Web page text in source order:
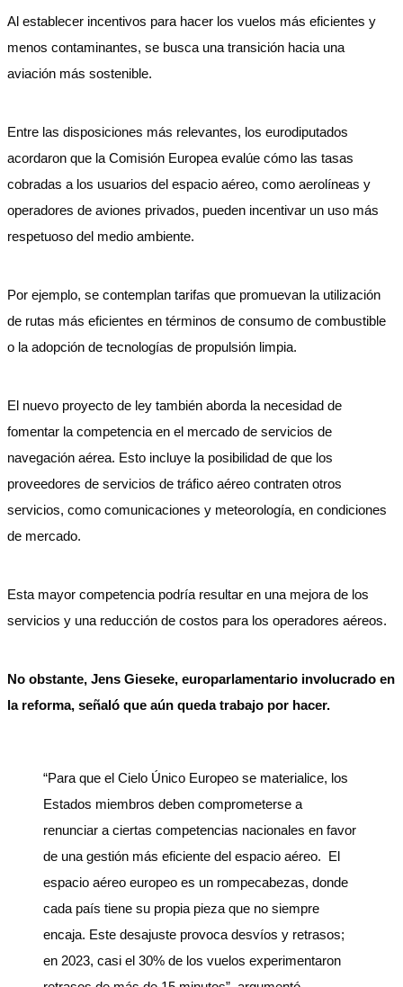
Al establecer incentivos para hacer los vuelos más eficientes y
menos contaminantes, se busca una transición hacia una
aviación más sostenible.
Entre las disposiciones más relevantes, los eurodiputados
acordaron que la Comisión Europea evalúe cómo las tasas
cobradas a los usuarios del espacio aéreo, como aerolíneas y
operadores de aviones privados, pueden incentivar un uso más
respetuoso del medio ambiente.
Por ejemplo, se contemplan tarifas que promuevan la utilización
de rutas más eficientes en términos de consumo de combustible
o la adopción de tecnologías de propulsión limpia.
El nuevo proyecto de ley también aborda la necesidad de
fomentar la competencia en el mercado de servicios de
navegación aérea. Esto incluye la posibilidad de que los
proveedores de servicios de tráfico aéreo contraten otros
servicios, como comunicaciones y meteorología, en condiciones
de mercado.
Esta mayor competencia podría resultar en una mejora de los
servicios y una reducción de costos para los operadores aéreos.
No obstante, Jens Gieseke, europarlamentario involucrado en
la reforma, señaló que aún queda trabajo por hacer.
“Para que el Cielo Único Europeo se materialice, los
Estados miembros deben comprometerse a
renunciar a ciertas competencias nacionales en favor
de una gestión más eficiente del espacio aéreo. El
espacio aéreo europeo es un rompecabezas, donde
cada país tiene su propia pieza que no siempre
encaja. Este desajuste provoca desvíos y retrasos;
en 2023, casi el 30% de los vuelos experimentaron